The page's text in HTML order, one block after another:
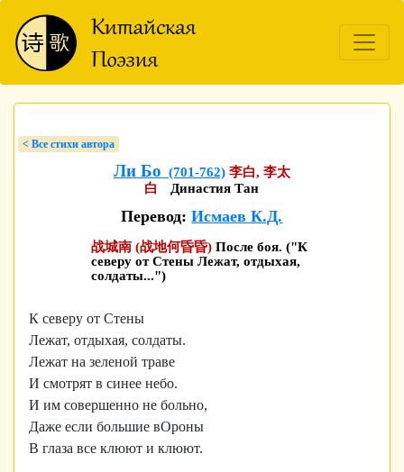
< Bсе стихи автора
Ли Бо (701-762) 李白, 李太
白
Династия Тан
Перевод:Исмаев К.Д.
战城南 (战地何昏昏) После боя. ("К
северу от Стены Лежат, отдыхая,
солдаты...")
К северу от Стены
Лежат, отдыхая, солдаты.
Лежат на зеленой траве
И смотрят в синее небо.
И им совершенно не больно,
Даже если большие вОроны
В глаза все клюют и клюют.